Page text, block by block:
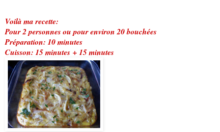
Voilà ma recette:
Pour 2 personnes ou pour environ 20 bouchées
Préparation: 10 minutes
Cuisson: 15 minutes + 15 minutes